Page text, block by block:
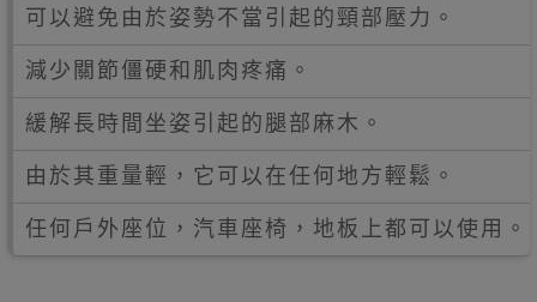
可以避免由於姿勢不當引起的頸部壓力。
減少關節僵硬和肌肉疼痛。
緩解長時間坐姿引起的腿部麻木。
由於其重量輕，它可以在任何地方輕鬆。
任何戶外座位，汽車座椅，地板上都可以使用。